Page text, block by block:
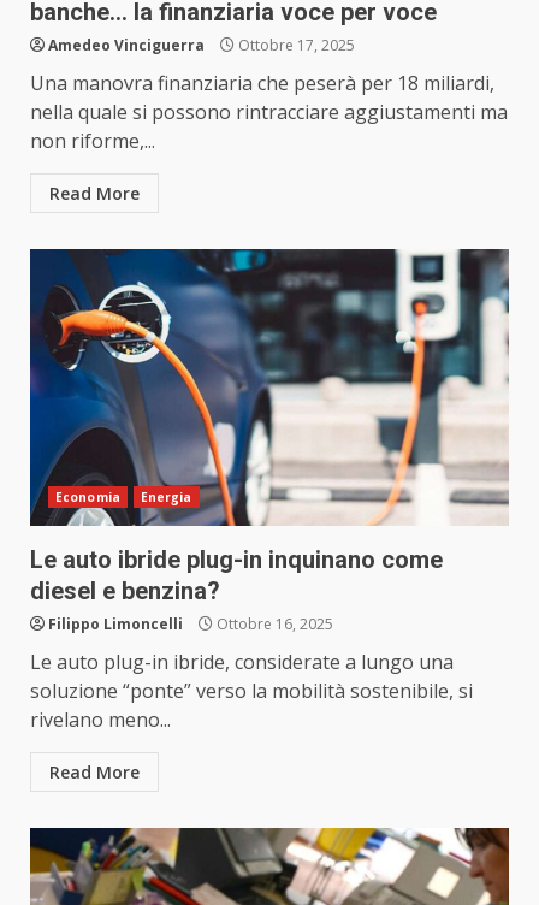
banche… la finanziaria voce per voce
Amedeo Vinciguerra Ottobre 17, 2025
Una manovra finanziaria che peserà per 18 miliardi,
nella quale si possono rintracciare aggiustamenti ma
non riforme,...
Read More
Economia Energia
Le auto ibride plug-in inquinano come
diesel e benzina?
Filippo Limoncelli Ottobre 16, 2025
Le auto plug-in ibride, considerate a lungo una
soluzione “ponte” verso la mobilità sostenibile, si
rivelano meno...
Read More